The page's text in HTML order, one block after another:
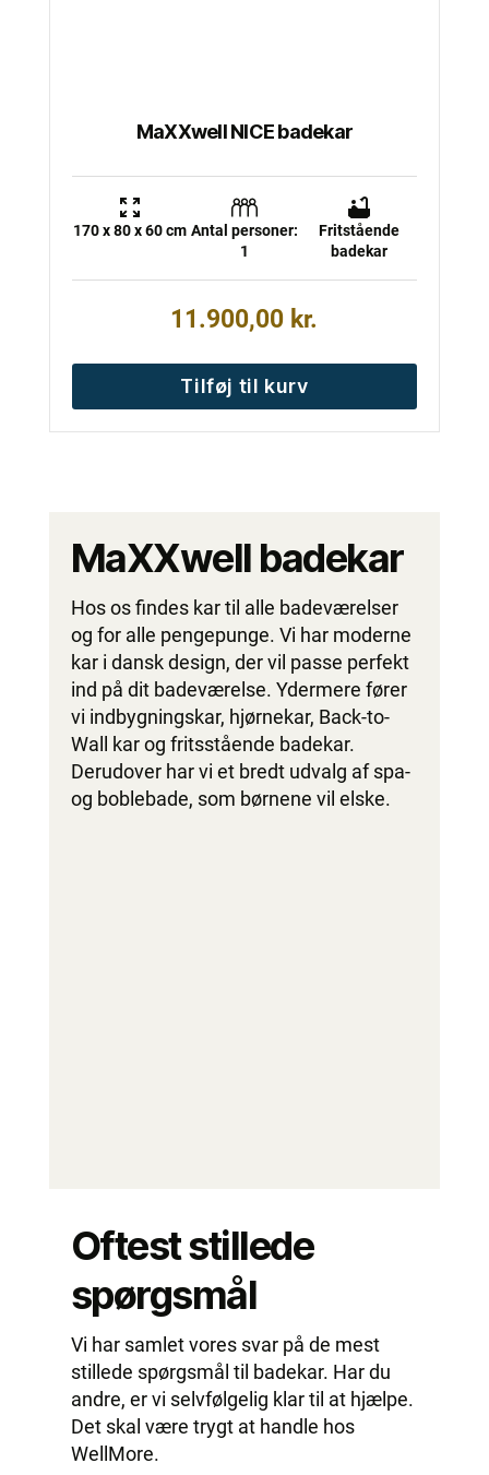
MaXXwell NICE badekar
170 x 80 x 60 cm Antal personer:
1
Fritstående
badekar
11.900,00 kr.
Tilføj til kurv
MaXXwell badekar
Hos os findes kar til alle badeværelser
og for alle pengepunge. Vi har moderne
kar i dansk design, der vil passe perfekt
ind på dit badeværelse. Ydermere fører
vi indbygningskar, hjørnekar, Back-to-
Wall kar og fritsstående badekar.
Derudover har vi et bredt udvalg af spa-
og boblebade, som børnene vil elske.
Oftest stillede
spørgsmål
Vi har samlet vores svar på de mest
stillede spørgsmål til badekar. Har du
andre, er vi selvfølgelig klar til at hjælpe.
Det skal være trygt at handle hos
WellMore.